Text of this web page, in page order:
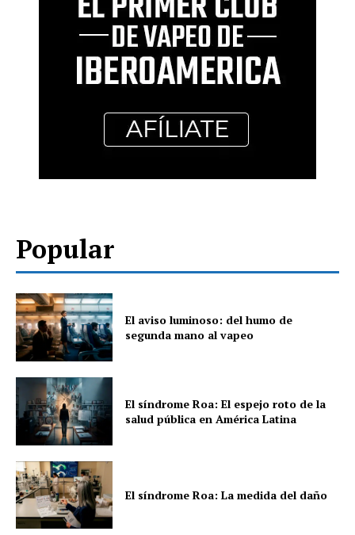
Popular
El aviso luminoso: del humo de
segunda mano al vapeo
El síndrome Roa: El espejo roto de la
salud pública en América Latina
El síndrome Roa: La medida del daño